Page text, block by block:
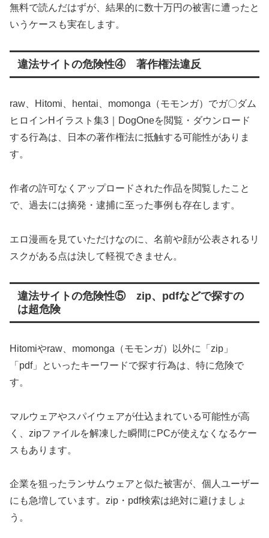
無料で読んだはずが、結果的に数十万円の被害に遭ったと
いうケースも実在します。
違法サイトの危険性④ 著作権法違反
raw、Hitomi、hentai、momonga（モモンガ）でガ〇ダム
ヒロインHイラスト集3｜DogOneを閲覧・ダウンロード
する行為は、日本の著作権法に抵触する可能性がありま
す。
作者の許可なくアップロードされた作品を閲覧したこと
で、過去には摘発・逮捕に至った事例も存在します。
エロ漫画を見ていただけなのに、名前や顔が公表されるリ
スクがある点は決して軽視できません。
違法サイトの危険性⑤ zip、pdfなどで探すの
は超危険
Hitomiやraw、momonga（モモンガ）以外に「zip」
「pdf」といったキーワードで探す行為は、特に危険で
す。
マルウェアやスパイウェアが仕込まれている可能性が高
く、zipファイルを解凍した瞬間にPCが使えなくなるケー
スもあります。
企業を狙ったランサムウェアと似た被害が、個人ユーザー
にも急増しています。zip・pdf検索は絶対に避けましょ
う。